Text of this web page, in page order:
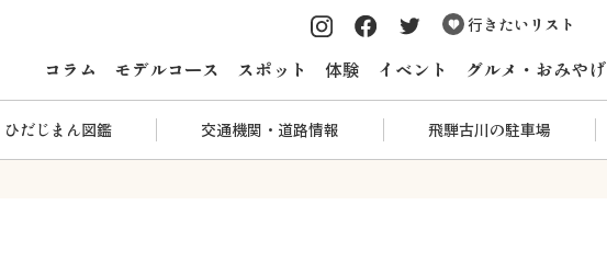
行きたいリスト
コラム モデルコース スポット 体験 イベント グルメ・おみやげ
ひだじまん図鑑 交通機関・道路情報 飛騨古川の駐車場